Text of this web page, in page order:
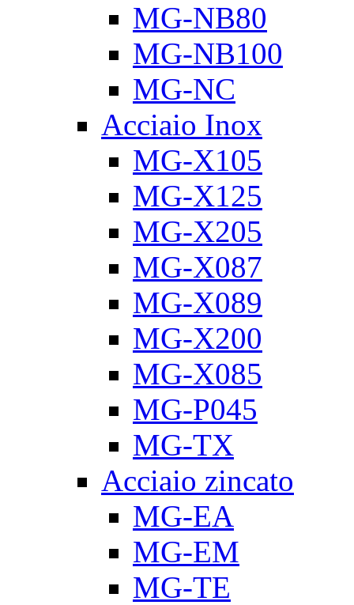
MG-NB80
MG-NB100
MG-NC
Acciaio Inox
MG-X105
MG-X125
MG-X205
MG-X087
MG-X089
MG-X200
MG-X085
MG-P045
MG-TX
Acciaio zincato
MG-EA
MG-EM
MG-TE